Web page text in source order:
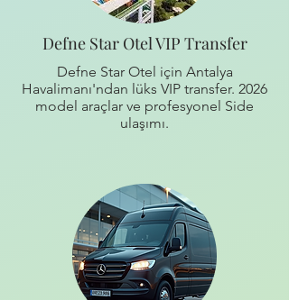
Defne Star Otel VIP Transfer
Defne Star Otel için Antalya
Havalimanı'ndan lüks VIP transfer. 2026
model araçlar ve profesyonel Side
ulaşımı.